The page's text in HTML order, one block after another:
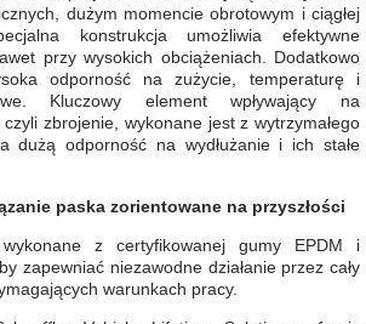
dużym momencie obrotowym i ciągłej
konstrukcja umożliwia efektywne
przy wysokich obciążeniach. Dodatkowo
odporność na zużycie, temperaturę i
Kluczowy element wpływający na
czyli zbrojenie, wykonane jest z wytrzymałego
dużą odporność na wydłużanie i ich stałe
paska zorientowane na przyszłości
z certyfikowanej gumy EPDM i
zapewniać niezawodne działanie przez cały
warunkach pracy.